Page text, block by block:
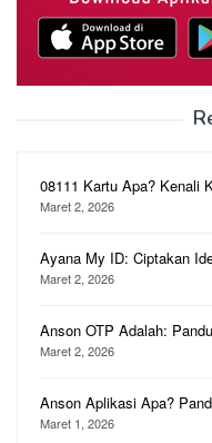
08111 Kartu Apa? Kenali
Maret 2, 2026
Ayana My ID: Ciptakan
Maret 2, 2026
Anson OTP Adalah:
Maret 2, 2026
Anson Aplikasi Apa?
Maret 1, 2026